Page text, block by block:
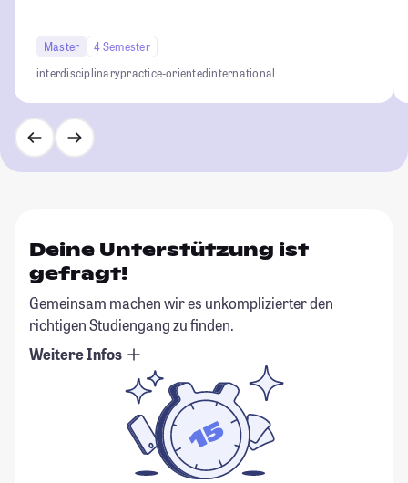
Master
4 Semester
interdisciplinarypractice-orientedinternational
Deine Unterstützung ist
gefragt!
Gemeinsam machen wir es unkomplizierter den
richtigen Studiengang zu finden.
Weitere Infos